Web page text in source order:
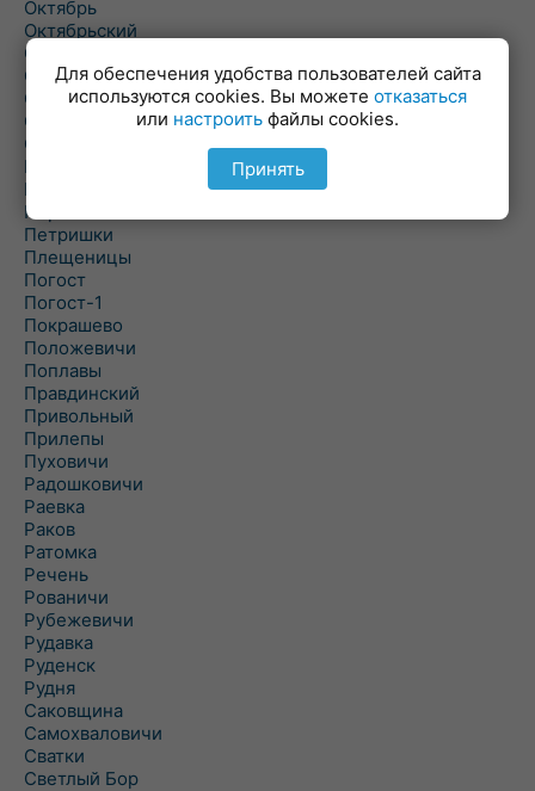
Октябрь
Октябрьский
Олехновичи
Омговичи
Оношки
Осовец
Острошицкий Городок
Пасека
Пастовичи
Першаи
Петришки
Плещеницы
Погост
Погост-1
Покрашево
Положевичи
Поплавы
Правдинский
Привольный
Прилепы
Пуховичи
Радошковичи
Раевка
Раков
Ратомка
Речень
Рованичи
Рубежевичи
Рудавка
Руденск
Рудня
Саковщина
Самохваловичи
Сватки
Светлый Бор
Для обеспечения удобства пользователей сайта
используются cookies. Вы можете отказаться
или настроить файлы cookies.
Принять